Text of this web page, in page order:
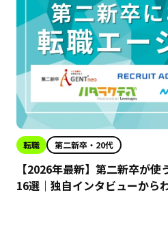
転職 第二新卒・20代
【2026年最新】第二新卒が
16選｜独自インタビューから